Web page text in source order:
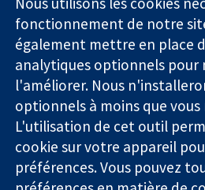
Des données
probantes.
Des décisions
éclairées.
Une meilleure
santé.
Londres
W1G0AN
Royaume-Uni
fonctionnement de notre
également mettre en place
analytiques optionnels pour
l'améliorer. Nous
optionnels à moins que vous
L'utilisation de cet outil
cookie sur votre appareil
préférences. Vous pouvez